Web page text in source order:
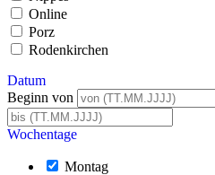
Online
Porz
Rodenkirchen
Datum
Beginn von
Wochentage
Montag